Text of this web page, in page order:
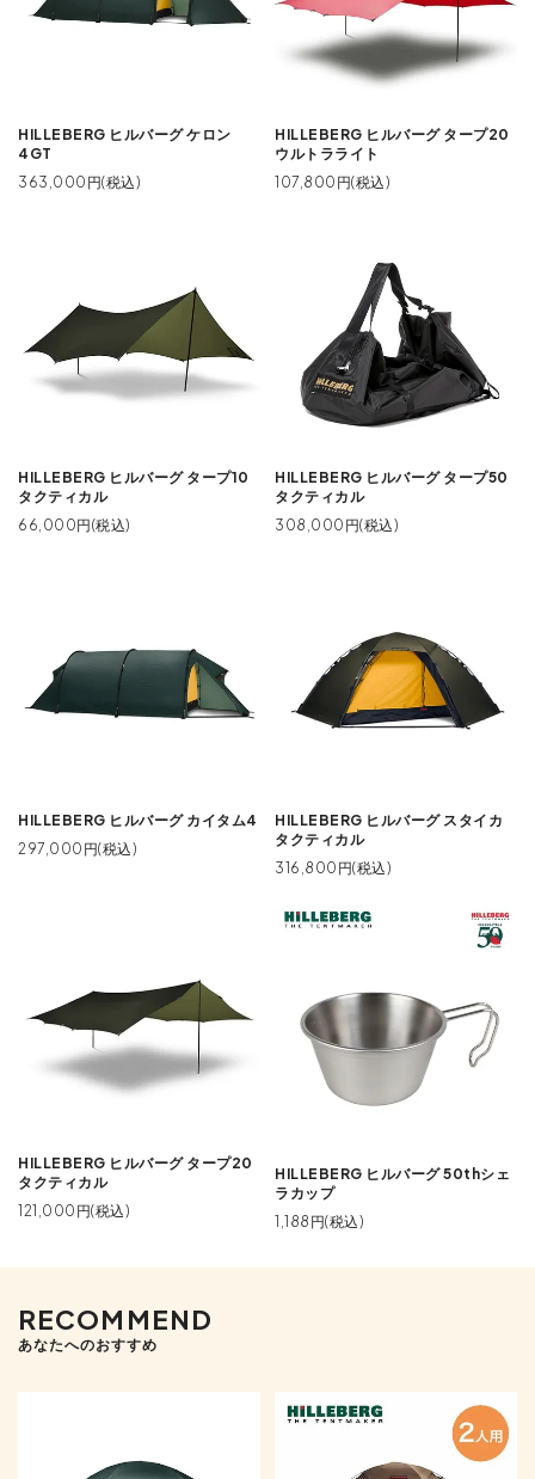
HILLEBERG ヒルバーグ ケロン
4GT
363,000円(税込)
HILLEBERG ヒルバーグ タープ20
ウルトラライト
107,800円(税込)
HILLEBERG ヒルバーグ タープ10
タクティカル
66,000円(税込)
HILLEBERG ヒルバーグ タープ50
タクティカル
308,000円(税込)
HILLEBERG ヒルバーグ カイタム4
297,000円(税込)
HILLEBERG ヒルバーグ スタイカ
タクティカル
316,800円(税込)
HILLEBERG ヒルバーグ タープ20
タクティカル
121,000円(税込)
HILLEBERG ヒルバーグ 50thシェ
ラカップ
1,188円(税込)
RECOMMEND
あなたへのおすすめ